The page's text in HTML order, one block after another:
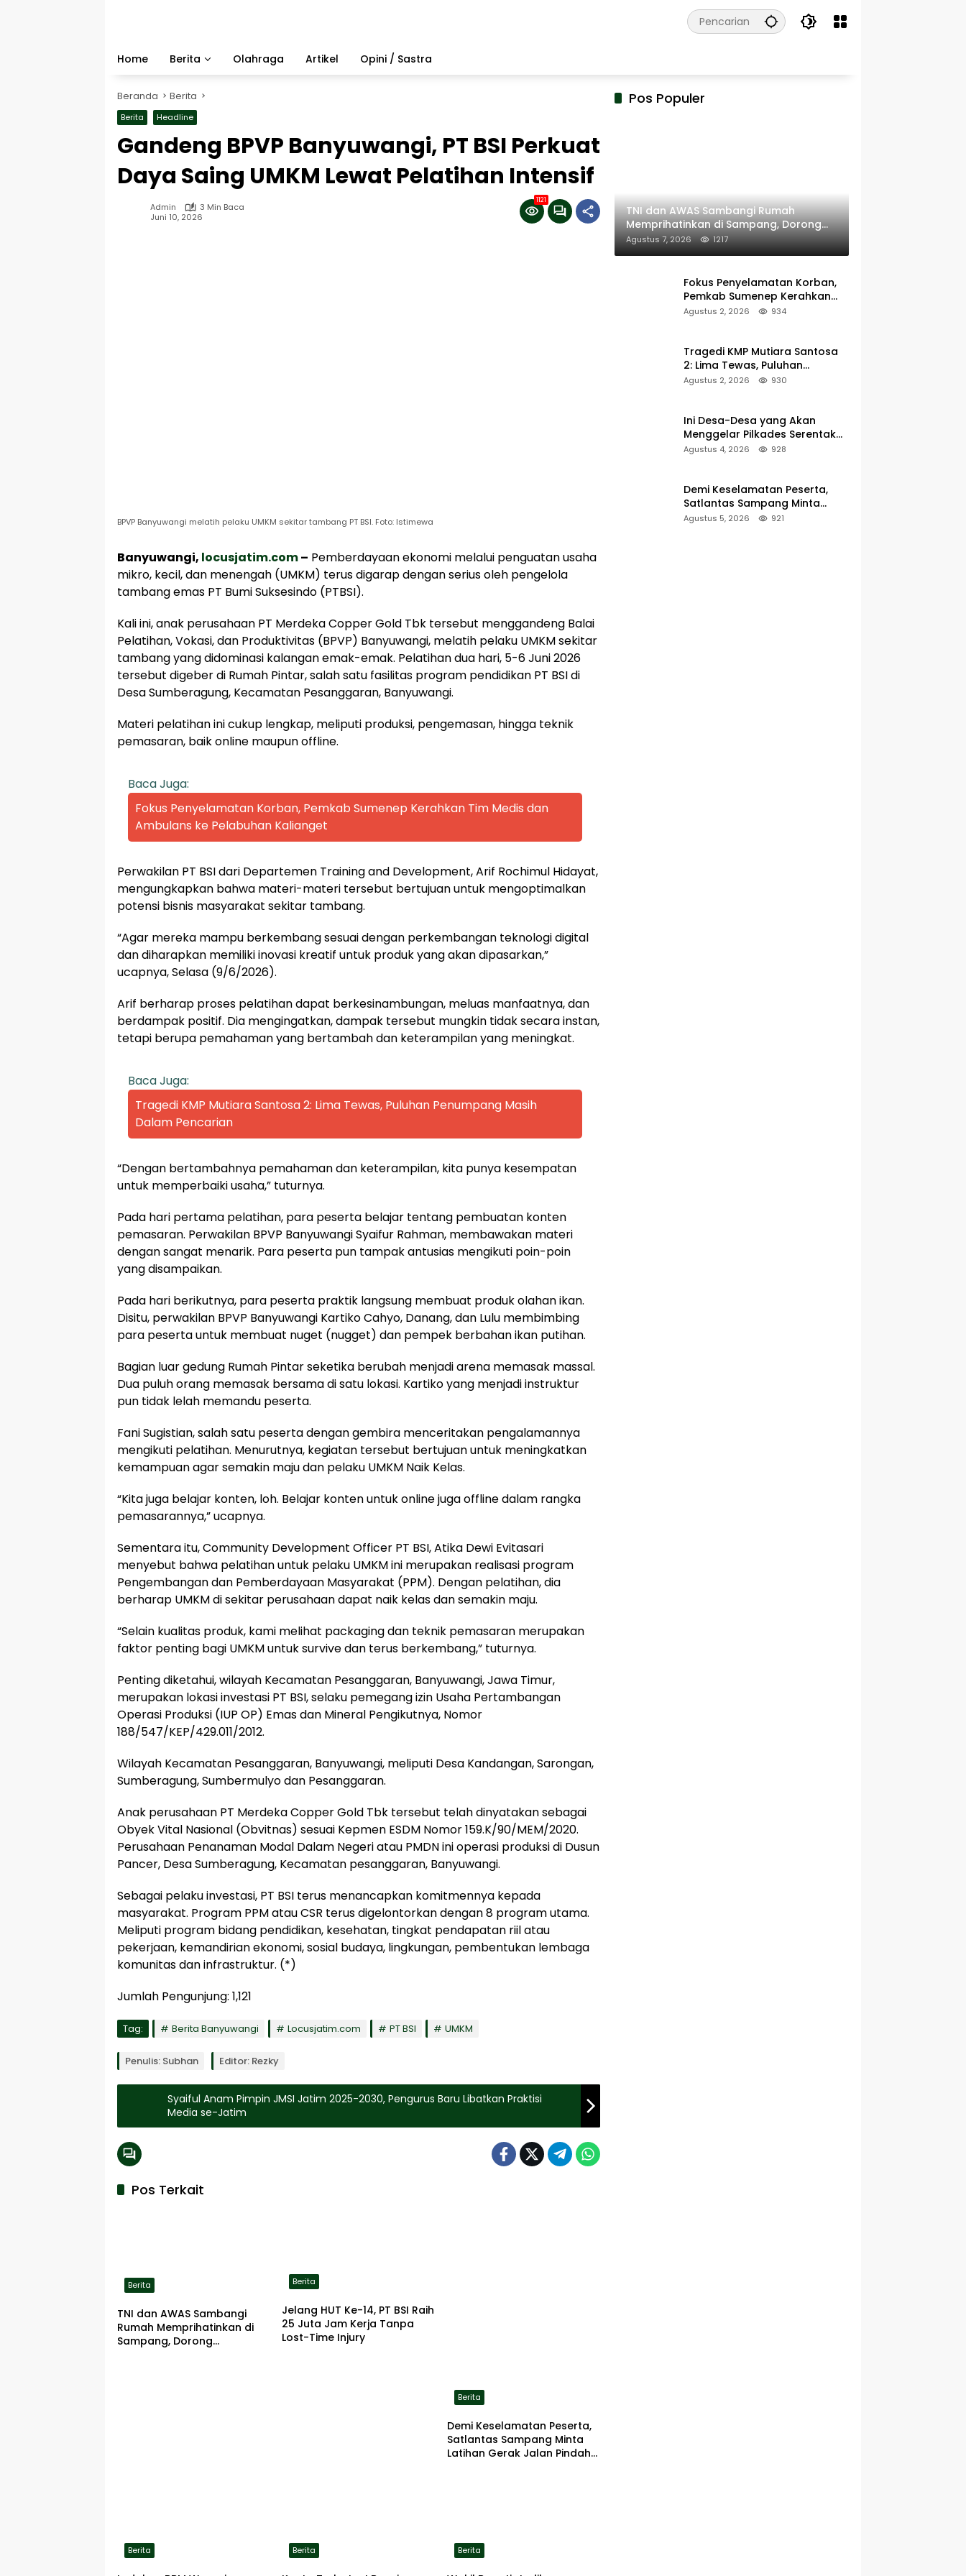
Home
Berita Olahraga Artikel Opini / Sastra
Beranda Berita
Berita Headline
Gandeng BPVP Banyuwangi, PT BSI Perkuat
Daya Saing UMKM Lewat Pelatihan Intensif
Admin
3 Min Baca
Juni 10, 2026
1121
BPVP Banyuwangi melatih pelaku UMKM sekitar tambang PT BSI. Foto: Istimewa
Banyuwangi, locusjatim.com– Pemberdayaan ekonomi melalui penguatan usaha
mikro, kecil, dan menengah (UMKM) terus digarap dengan serius oleh pengelola
tambang emas PT Bumi Suksesindo (PTBSI).
Kali ini, anak perusahaan PT Merdeka Copper Gold Tbk tersebut menggandeng Balai
Pelatihan, Vokasi, dan Produktivitas (BPVP) Banyuwangi, melatih pelaku UMKM sekitar
tambang yang didominasi kalangan emak-emak. Pelatihan dua hari, 5-6 Juni 2026
tersebut digeber di Rumah Pintar, salah satu fasilitas program pendidikan PT BSI di
Desa Sumberagung, Kecamatan Pesanggaran, Banyuwangi.
Materi pelatihan ini cukup lengkap, meliputi produksi, pengemasan, hingga teknik
pemasaran, baik online maupun offline.
Baca Juga:
Fokus Penyelamatan Korban, Pemkab Sumenep Kerahkan Tim Medis dan
Ambulans ke Pelabuhan Kalianget
Perwakilan PT BSI dari Departemen Training and Development, Arif Rochimul Hidayat,
mengungkapkan bahwa materi-materi tersebut bertujuan untuk mengoptimalkan
potensi bisnis masyarakat sekitar tambang.
“Agar mereka mampu berkembang sesuai dengan perkembangan teknologi digital
dan diharapkan memiliki inovasi kreatif untuk produk yang akan dipasarkan,”
ucapnya, Selasa (9/6/2026).
Arif berharap proses pelatihan dapat berkesinambungan, meluas manfaatnya, dan
berdampak positif. Dia mengingatkan, dampak tersebut mungkin tidak secara instan,
tetapi berupa pemahaman yang bertambah dan keterampilan yang meningkat.
Baca Juga:
Tragedi KMP Mutiara Santosa 2: Lima Tewas, Puluhan Penumpang Masih
Dalam Pencarian
“Dengan bertambahnya pemahaman dan keterampilan, kita punya kesempatan
untuk memperbaiki usaha,” tuturnya.
Pada hari pertama pelatihan, para peserta belajar tentang pembuatan konten
pemasaran. Perwakilan BPVP Banyuwangi Syaifur Rahman, membawakan materi
dengan sangat menarik. Para peserta pun tampak antusias mengikuti poin-poin
yang disampaikan.
Pada hari berikutnya, para peserta praktik langsung membuat produk olahan ikan.
Disitu, perwakilan BPVP Banyuwangi Kartiko Cahyo, Danang, dan Lulu membimbing
para peserta untuk membuat nuget (nugget) dan pempek berbahan ikan putihan.
Bagian luar gedung Rumah Pintar seketika berubah menjadi arena memasak massal.
Dua puluh orang memasak bersama di satu lokasi. Kartiko yang menjadi instruktur
pun tidak lelah memandu peserta.
Fani Sugistian, salah satu peserta dengan gembira menceritakan pengalamannya
mengikuti pelatihan. Menurutnya, kegiatan tersebut bertujuan untuk meningkatkan
kemampuan agar semakin maju dan pelaku UMKM Naik Kelas.
“Kita juga belajar konten, loh. Belajar konten untuk online juga offline dalam rangka
pemasarannya,” ucapnya.
Sementara itu, Community Development Officer PT BSI, Atika Dewi Evitasari
menyebut bahwa pelatihan untuk pelaku UMKM ini merupakan realisasi program
Pengembangan dan Pemberdayaan Masyarakat (PPM). Dengan pelatihan, dia
berharap UMKM di sekitar perusahaan dapat naik kelas dan semakin maju.
“Selain kualitas produk, kami melihat packaging dan teknik pemasaran merupakan
faktor penting bagi UMKM untuk survive dan terus berkembang,” tuturnya.
Penting diketahui, wilayah Kecamatan Pesanggaran, Banyuwangi, Jawa Timur,
merupakan lokasi investasi PT BSI, selaku pemegang izin Usaha Pertambangan
Operasi Produksi (IUP OP) Emas dan Mineral Pengikutnya, Nomor
188/547/KEP/429.011/2012.
Wilayah Kecamatan Pesanggaran, Banyuwangi, meliputi Desa Kandangan, Sarongan,
Sumberagung, Sumbermulyo dan Pesanggaran.
Anak perusahaan PT Merdeka Copper Gold Tbk tersebut telah dinyatakan sebagai
Obyek Vital Nasional (Obvitnas) sesuai Kepmen ESDM Nomor 159.K/90/MEM/2020.
Perusahaan Penanaman Modal Dalam Negeri atau PMDN ini operasi produksi di Dusun
Pancer, Desa Sumberagung, Kecamatan pesanggaran, Banyuwangi.
Sebagai pelaku investasi, PT BSI terus menancapkan komitmennya kepada
masyarakat. Program PPM atau CSR terus digelontorkan dengan 8 program utama.
Meliputi program bidang pendidikan, kesehatan, tingkat pendapatan riil atau
pekerjaan, kemandirian ekonomi, sosial budaya, lingkungan, pembentukan lembaga
komunitas dan infrastruktur. (*)
Jumlah Pengunjung: 1,121
Tag: Berita Banyuwangi Locusjatim.com PT BSI UMKM
Penulis: Subhan Editor: Rezky
Syaiful Anam Pimpin JMSI Jatim 2025-2030, Pengurus Baru Libatkan Praktisi
Media se-Jatim
Pos Terkait
Berita
TNI dan AWAS Sambangi
Rumah Memprihatinkan di
Sampang, Dorong
Berita
Jelang HUT Ke-14, PT BSI Raih
25 Juta Jam Kerja Tanpa
Lost-Time Injury
Berita
Demi Keselamatan Peserta,
Satlantas Sampang Minta
Latihan Gerak Jalan Pindah
Berita Berita Berita
Pos Populer
TNI dan AWAS Sambangi Rumah
Memprihatinkan di Sampang, Dorong
Pemerintah Beri Bantuan RTLH
Agustus 7, 2026 1217
Fokus Penyelamatan Korban,
Pemkab Sumenep Kerahkan
Tim Medis dan Ambulans ke
Agustus 2, 2026 934
Tragedi KMP Mutiara Santosa
2: Lima Tewas, Puluhan
Penumpang Masih Dalam
Agustus 2, 2026 930
Ini Desa-Desa yang Akan
Menggelar Pilkades Serentak
2027 di Kabupaten Sumenep
Agustus 4, 2026 928
Demi Keselamatan Peserta,
Satlantas Sampang Minta
Latihan Gerak Jalan Pindah ke
Agustus 5, 2026 921